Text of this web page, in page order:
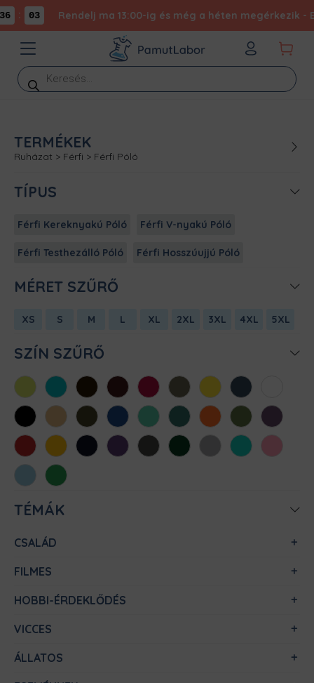
03 Rendelj ma 13:00-ig és még a héten megérkezik -
Products
search
TERMÉKEK
Ruházat > Férfi > Férfi Póló
TÍPUS
Férfi Kereknyakú Póló Férfi V-nyakú Póló
Férfi Testhezálló Póló Férfi Hosszúujjú Póló
MÉRET SZŰRŐ
XS S M L XL 2XL 3XL 4XL 5XL
SZÍN SZŰRŐ
AlmazöldAtollkékBarnaBordóChili Cink Citromsárga
Denim
FeketeHomokKhaki KirálykékMentaMéregzöld
NarancsOliva Padlizsán
Piros SárgaSötétkékSötétlilaSötétszürke
SötétzöldSportszürke
Türkiz
Világos
rózsaszín
Világoskék
Zöld
TÉMÁK
CSALÁD
FILMES
HOBBI-ÉRDEKLŐDÉS
VICCES
ÁLLATOS